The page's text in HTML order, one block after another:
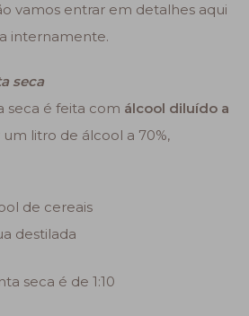
vamos entrar em detalhes aqui
internamente.
seca
seca é feita com álcool diluído a
litro de álcool a 70%,
de cereais
destilada
seca é de 1:10